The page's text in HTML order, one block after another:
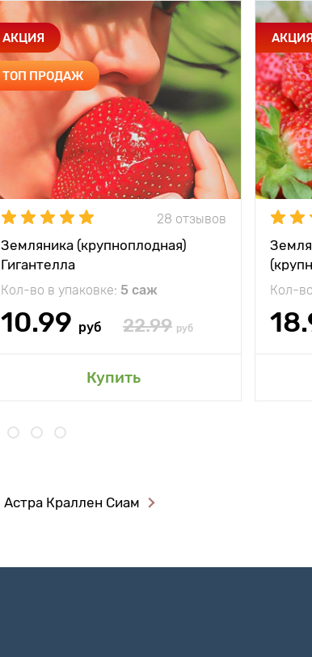
АКЦИЯ
ТОП ПРОДАЖ
28 отзывов
Земляника (крупноплодная)
Гигантелла
Кол-во в упаковке: 5 саж
10.99 руб 22.99 руб
Купить
Кол-
Астра Краллен Сиам